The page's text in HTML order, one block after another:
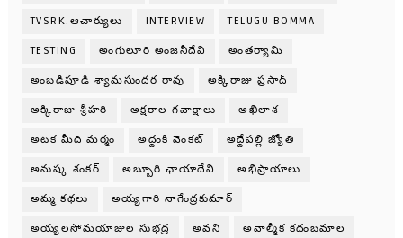
TVSRK.ఆచార్యులు INTERVIEW TELUGU BOMMA
TESTING అంగులూరి అంజనీదేవి అంతర్యామి
అంబడిపూడి శ్యామసుందర రావు అక్కిరాజు ప్రసాద్
అక్కిరాజు శ్రీహరి అక్షరాల గవాక్షాలు అఖిలాశ
అటక మీది మర్మం అద్దంకి వెంకట్ అద్దేపల్లి జ్యోతి
అనుష్క శంకర్ అబ్బూరి ఛాయాదేవి అభిప్రాయాలు
అమ్మ కథలు అయ్యగారి నాగేంద్రకుమార్
అయ్యలసోమయాజుల సుభద్ర అవని అవాల్మీక కదంబమాల